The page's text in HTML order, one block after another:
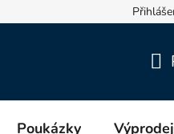
a distributorech (GPSR)
Poukázky Výprodej